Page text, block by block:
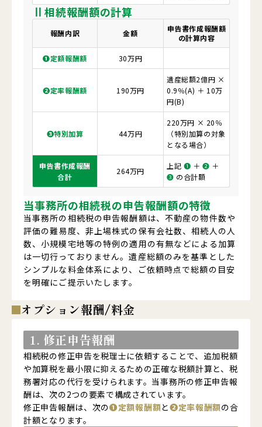
Ⅱ 相続報酬額の計算
報酬内訳 金額
申告書作成報酬額
の計算内容
❶定額報酬額 30万円
❷定率報酬額 190万円
遺産総額2億円 ×
0.9％(A) ＋ 10万
円(B)
❸特別加算 44万円
220万円 × 20％
（特別加算の対象
となる場合）
申告書作成報酬
合計
264万円
上記 ❶ ＋❷ ＋
❸ の合計額
当事務所の相続税の申告報酬額の特徴
当事務所の相続税の申告報酬額は、不動産の物件数や
評価の難易度、非上場株式の保有会社数、相続人の人
数、小規模宅地等の特例の適用の有無などによる加算
は一切行っておりません。遺産総額のみを基準とした
シンプルな料金体系により、ご依頼時点で総額の目安
を明確にご提示いたします。
オプション報酬/料金
1. 修正申告報酬
相続税の修正申告を税理士に依頼することで、追加税額
や加算税を最小限に抑えるための正確な税額計算と、税
務署対応の代行を受けられます。当事務所の修正申告報
酬は、次の2つの要素で構成されています。
修正申告報酬は、次の❶定額報酬額と❷定率報酬額の合
計額となります。